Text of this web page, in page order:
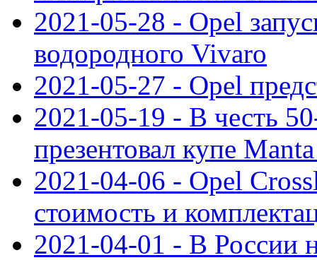
2021-05-28 - Opel
водородного Vivaro
2021-05-27 - Opel
2021-05-19 - В честь
презентовал купе
2021-04-06 - Opel
стоимость и
2021-04-01 - В России